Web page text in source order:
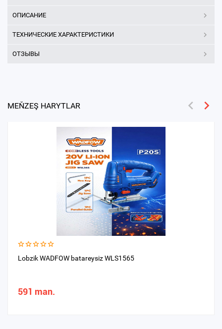
ОПИСАНИЕ
ТЕХНИЧЕСКИЕ ХАРАКТЕРИСТИКИ
ОТЗЫВЫ
MEŇZEŞ HARYTLAR
Lobzik WADFOW batareysiz WLS1565
591 man.